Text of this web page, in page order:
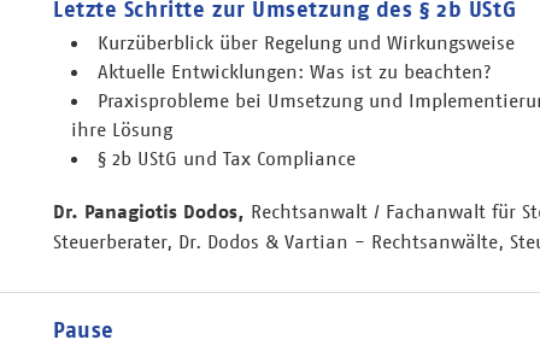
Letzte Schritte zur Umsetzung des § 2b UStG
Kurzüberblick über Regelung und Wirkungsweise
Aktuelle Entwicklungen: Was ist zu beachten?
Praxisprobleme bei Umsetzung und
ihre Lösung
§ 2b UStG und Tax Compliance
Dr. Panagiotis Dodos, Rechtsanwalt / Fachanwalt für
Steuerberater, Dr. Dodos & Vartian - Rechtsanwälte,
Pause